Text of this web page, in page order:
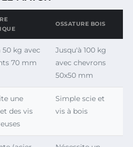
OSSATURE BOIS
50 kg avec
70 mm
Jusqu'à 100 kg
avec chevrons
50x50 mm
une
des vis
Simple scie et
vis à bois